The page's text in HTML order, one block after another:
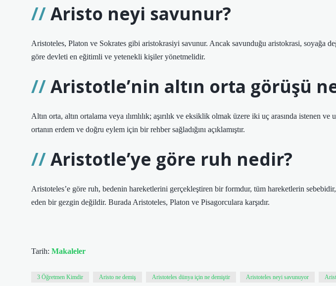
Aristo neyi savunur?
Aristoteles, Platon ve Sokrates gibi aristokrasiyi savunur. Ancak savunduğu aristokrasi, soyağa
göre devleti en eğitimli ve yetenekli kişiler yönetmelidir.
Aristotle’nin altın orta görüşü
Altın orta, altın ortalama veya ılımlılık; aşırılık ve eksiklik olmak üzere iki uç arasında istenen
ortanın erdem ve doğru eylem için bir rehber sağladığını açıklamıştır.
Aristotle’ye göre ruh nedir?
Aristoteles’e göre ruh, bedenin hareketlerini gerçekleştiren bir formdur, tüm hareketlerin
eden bir gezgin değildir. Burada Aristoteles, Platon ve Pisagorculara karşıdır.
Tarih: Makaleler
3 Öğretmen Kimdir Aristo ne demiş Aristoteles dünya için ne demiştir Aristoteles neyi savunuyor